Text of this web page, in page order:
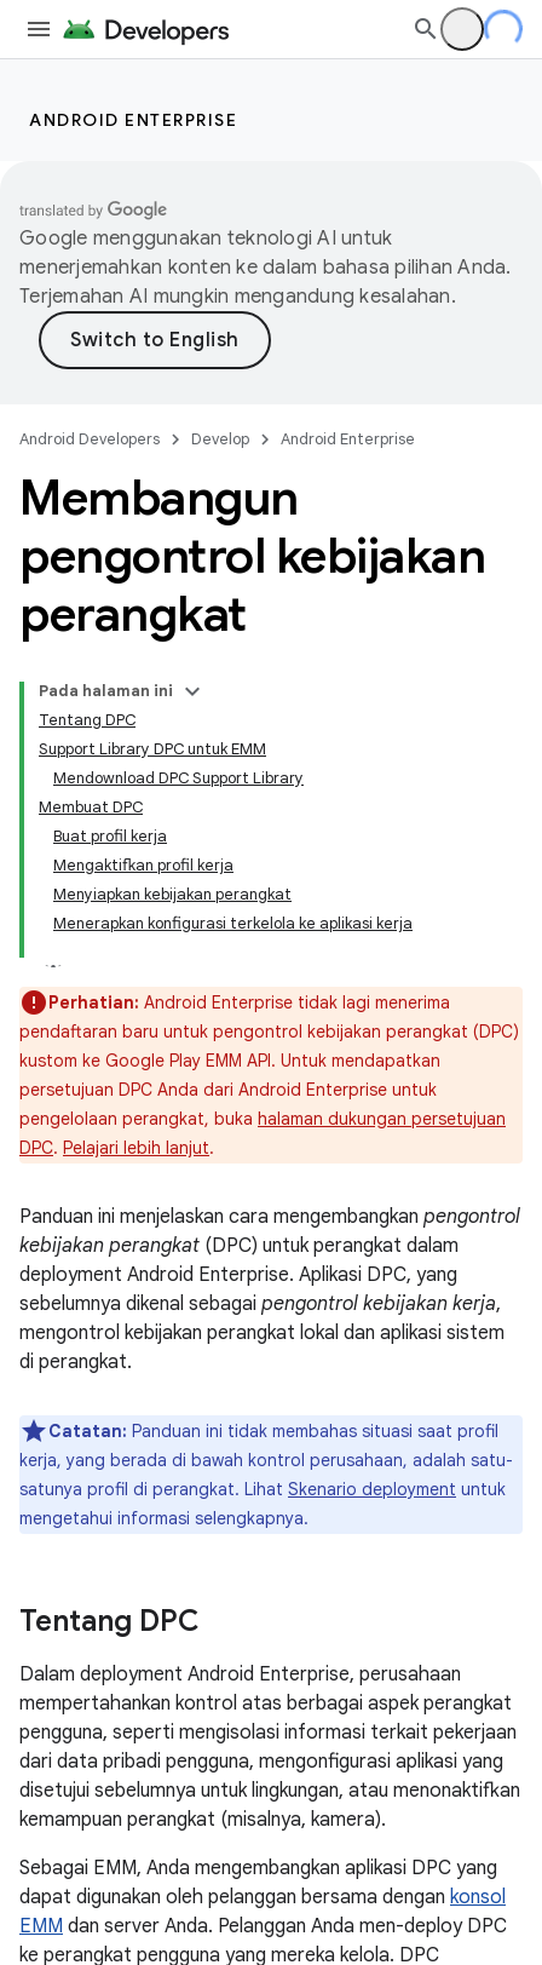
ANDROID ENTERPRISE
Google menggunakan teknologi AI untuk
menerjemahkan konten ke dalam bahasa pilihan Anda.
Terjemahan AI mungkin mengandung kesalahan.
Android Developers Develop Android Enterprise
Membangun
pengontrol kebijakan
perangkat
Pada halaman ini
Tentang DPC
Support Library DPC untuk EMM
Mendownload DPC Support Library
Membuat DPC
Buat profil kerja
Mengaktifkan profil kerja
Menyiapkan kebijakan perangkat
Menerapkan konfigurasi terkelola ke aplikasi kerja
Perhatian: Android Enterprise tidak lagi menerima
pendaftaran baru untuk pengontrol kebijakan perangkat (DPC)
kustom ke Google Play EMM API. Untuk mendapatkan
persetujuan DPC Anda dari Android Enterprise untuk
pengelolaan perangkat, buka halaman dukungan persetujuan
DPC. Pelajari lebih lanjut.
Panduan ini menjelaskan cara mengembangkan pengontrol
kebijakan perangkat (DPC) untuk perangkat dalam
deployment Android Enterprise. Aplikasi DPC, yang
sebelumnya dikenal sebagai pengontrol kebijakan kerja,
mengontrol kebijakan perangkat lokal dan aplikasi sistem
di perangkat.
Catatan: Panduan ini tidak membahas situasi saat profil
kerja, yang berada di bawah kontrol perusahaan, adalah satu-
satunya profil di perangkat. Lihat Skenario deployment untuk
mengetahui informasi selengkapnya.
Tentang DPC
Dalam deployment Android Enterprise, perusahaan
mempertahankan kontrol atas berbagai aspek perangkat
pengguna, seperti mengisolasi informasi terkait pekerjaan
dari data pribadi pengguna, mengonfigurasi aplikasi yang
disetujui sebelumnya untuk lingkungan, atau menonaktifkan
kemampuan perangkat (misalnya, kamera).
Sebagai EMM, Anda mengembangkan aplikasi DPC yang
dapat digunakan oleh pelanggan bersama dengan konsol
EMM dan server Anda. Pelanggan Anda men-deploy DPC
ke perangkat pengguna yang mereka kelola. DPC